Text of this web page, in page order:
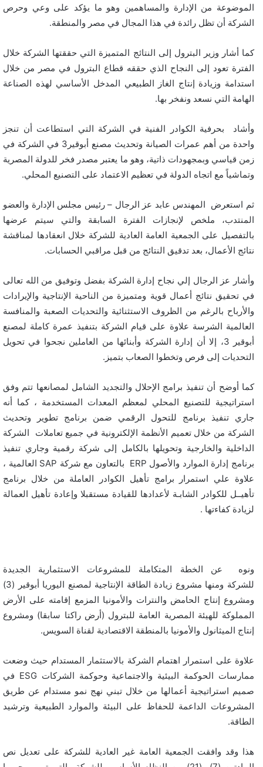
الموضوعة من الإدارة والمساهمين وهو ما يؤكد على وعي وحرص
الشركة أن تظل رائدة في هذا المجال في مصر والمنطقة.
كما أشار وزير البترول إلى النتائج المتميزة التي حققتها الشركة خلال
الفترة تعود إلى النجاح الذي حققه قطاع البترول في مصر من خلال
استدامة وزيادة إنتاج الغاز الطبيعي المدخل الأساسي لهذه الصناعة
الهامة التي نسعد ونفخر بها.
وأشاد بحرفية الكوادر الفنية في الشركة التي استطاعت أن تنجز
واحدة من أهم عمرات الصيانة وتحديث مصنع أبوقير3 في الشركة في
زمن قياسي وبمجهودات ذاتية، وهو ما يعتبر مصدر فخر للدولة المصرية
وتماشياً مع اتجاه الدولة في تعظيم الاعتماد على التصنيع المحلي.
ثم استعرض المهندس عابد عز الرجال – رئيس مجلس الإدارة والعضو
المنتدب، ملخص لإنجازات الفترة السابقة والتي سيتم عرضها
بالتفصيل على الجمعية العامة العادية للشركة خلال انعقادها لمناقشة
نتائج الأعمال، بعد تدقيق النتائج من قبل مراقبي الحسابات.
وأشار عز الرجال إلي نجاح إدارة الشركة بفضل وتوفيق من الله تعالى
في تحقيق نتائج أعمال قوية ومتميزة من الناحية الإنتاجية والإيرادات
والأرباح بالرغم من الظروف الاستثنائية والتحديات الصعبة والمنافسة
العالمية الشرسة علاوة على قيام الشركة بتنفيذ عمرة كاملة لمصنع
أبوقير 3، إلا أن إدارة الشركة وأبنائها من العاملين نجحوا في تحويل
التحديات إلى فرص وتخطوا الصعاب بتميز.
كما أوضح أن تنفيذ برامج الإحلال والتجديد الشامل لمصانعها تتم وفق
استراتيجية للتصنيع المحلي لمعظم المعدات المستخدمة ، كما أنه
جاري تنفيذ برنامج للتحول الرقمي ضمن برنامج تطوير وتحديث
الشركة من خلال تعميم الأنظمة الإلكترونية في جميع تعاملات الشركة
الداخلية والخارجية وتحويلها بالكامل إلى شركة رقمية وجاري تنفيذ
برنامج إدارة الموارد والأصول ERP بالتعاون مع شركة SAP العالمية ،
علاوة علي استمرار برامج تأهيل الكوادر العاملة من خلال برنامج
تأهيــل للكوادر الشابـة لأعدادها للقيادة مستقبلا وإعادة تأهيل العمالة
لزيادة كفاءتها .
ونوه عن الخطة المتكاملة للمشروعات الاستثمارية الجديدة
للشركة ومنها مشروع زيادة الطاقة الإنتاجية لمصنع اليوريا أبوقير (3)
ومشروع إنتاج الحامض والنترات والأمونيا المزمع إقامته على الأرض
المملوكة للهيئة المصرية العامة للبترول (أرض راكتا سابقا) ومشروع
إنتاج الميثانول والأمونيا بالمنطقة الاقتصادية لقناة السويس.
علاوة على استمرار اهتمام الشركة بالاستثمار المستدام حيث وضعت
ممارسات الحوكمة البيئية والاجتماعية وحوكمة الشركات ESG في
صميم استراتيجية أعمالها من خلال تبني نهج نمو مستدام عن طريق
المشروعات الداعمة للحفاظ على البيئة والموارد الطبيعية وترشيد
الطاقة.
هذا وقد وافقت الجمعية العامة غير العادية للشركة على تعديل نص